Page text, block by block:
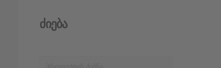
Ძიება